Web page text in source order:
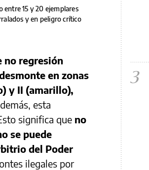
entre 15 y 20 ejemplares
y en peligro crítico
no regresión
en zonas
y II (amarillo),
esta
significa que no
se puede
del Poder
ilegales por
3